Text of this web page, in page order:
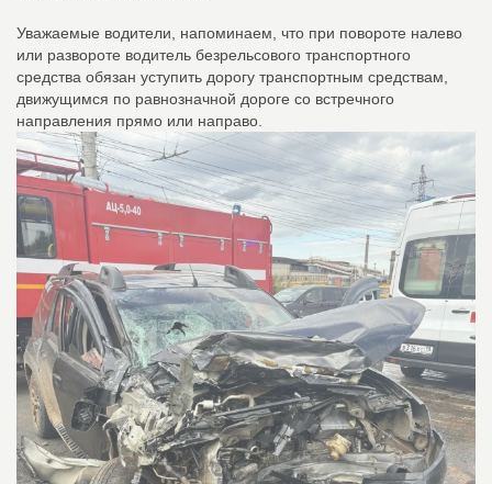
Уважаемые водители, напоминаем, что при повороте налево
или развороте водитель безрельсового транспортного
средства обязан уступить дорогу транспортным средствам,
движущимся по равнозначной дороге со встречного
направления прямо или направо.